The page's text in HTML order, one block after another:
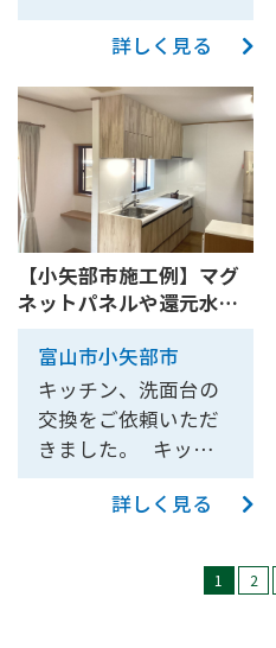
りました。 また、
通常なら窓と外壁を
やり替えて、コンロ
前を耐火壁に変更す
るのが一般的なので
すが、今回はキッチ
ン本体に費用を掛け
たいため、窓や外壁
のやり替えに費用を
掛けたくないとの事
回は、レンジフード
を固定できる、強度
あるベニヤを窓の前
に貼り付け、そのベ
ルを施工し、窓や外
シンク下が収納では
っているタイプのキ
ッチンをお選びいた
だいたため、既存の
給排水管が露出して
しまわないかを事前
に入念にチェックし
ました。 また、幕板
を再利用すること、
キッチンの高さや正
面の窓との位置関係
など、各所の納まり
を徹底的に確認し、
スムーズに収まるよ
う配慮しています。
これらの工夫によ
統一された洗練され
たキッチン空間を実
仕上げました。 リフ
ォームに伴い、床に
新たに断熱材を追加
したので、より暖か
くお過ごしいただけ
るようになったと思
います。 【石油給湯
器交換】 古くなった
石油給湯器も一緒に
交換させていただき
ました。 石油給湯器
はヤマハ RKG-37から
ノーリツ OX-3706FV
へ交換させていただ
きました。 ご依頼い
ざいました。
つかってしまわない
よう丁寧に加工し、
能な網戸を設置する
ことができました。
さらに、既製品の網
戸にお客様がDIYで取
っ手を取り付けたこ
とで、内外両方から
の操作がより簡単に
なり、使い勝手が向
上しました。 換気扇
は経年劣化による機
能不全が発生し、取
り換えが必要となっ
ていました。 また、
キッチン全体が古
く、使用していない
で、換気扇の単体交
リナップ ステディア
をお選びいただきま
した。 ステディアは
キャビネットがステ
ンレスでできている
のが特徴です。 風通
しが悪く、湿気がた
まりやすいキッチン
キャビネット内はカ
ビが発生しやすい環
境です。 ステンレス
製のキャビネットは
カビに強く、ニオイ
も付きにくいのでキ
ッチンにおすすめの
材質です。 キッチン
引き出しの底板もス
しみ込まずお手入れ
詳しく見る
【小矢部市施工例】マグ
ネットパネルや還元水素
水生成器を設置したキッ
チンリフォーム
【10197A】
富山市小矢部市
キッチン、洗面台の
交換をご依頼いただ
きました。 キッチン
はL型キッチンからI
型キッチンへリフォ
チン前面の壁にはキ
詳しく見る
1 2